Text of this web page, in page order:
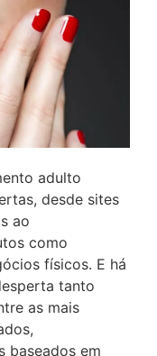
adulto
desde sites
ao
como
físicos. E há
tanto
as mais
baseados em